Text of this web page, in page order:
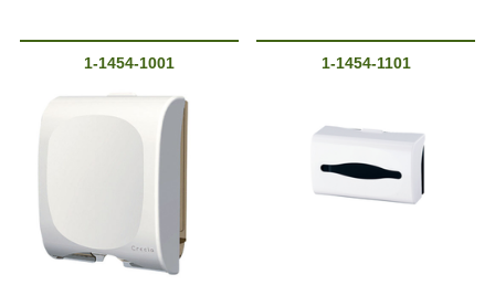
1-1454-1001 1-1454-1101